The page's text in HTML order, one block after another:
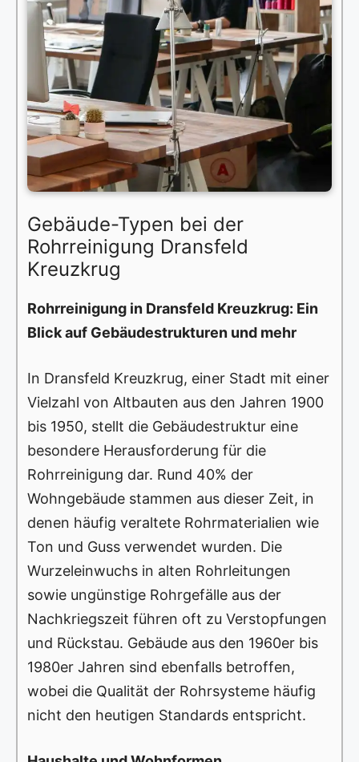
Gebäude-Typen bei der
Rohrreinigung Dransfeld
Kreuzkrug
Rohrreinigung in Dransfeld Kreuzkrug: Ein
Blick auf Gebäudestrukturen und mehr
In Dransfeld Kreuzkrug, einer Stadt mit einer
Vielzahl von Altbauten aus den Jahren 1900
bis 1950, stellt die Gebäudestruktur eine
besondere Herausforderung für die
Rohrreinigung dar. Rund 40% der
Wohngebäude stammen aus dieser Zeit, in
denen häufig veraltete Rohrmaterialien wie
Ton und Guss verwendet wurden. Die
Wurzeleinwuchs in alten Rohrleitungen
sowie ungünstige Rohrgefälle aus der
Nachkriegszeit führen oft zu Verstopfungen
und Rückstau. Gebäude aus den 1960er bis
1980er Jahren sind ebenfalls betroffen,
wobei die Qualität der Rohrsysteme häufig
nicht den heutigen Standards entspricht.